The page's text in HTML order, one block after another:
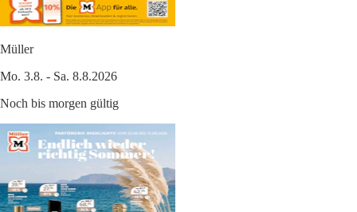
Müller
Mo. 3.8. - Sa. 8.8.2026
Noch bis morgen gültig